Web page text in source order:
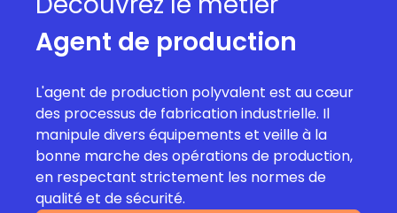
Agent de production
L'agent de production polyvalent est au cœur
des processus de fabrication industrielle. Il
manipule divers équipements et veille à la
bonne marche des opérations de production,
en respectant strictement les normes de
qualité et de sécurité.